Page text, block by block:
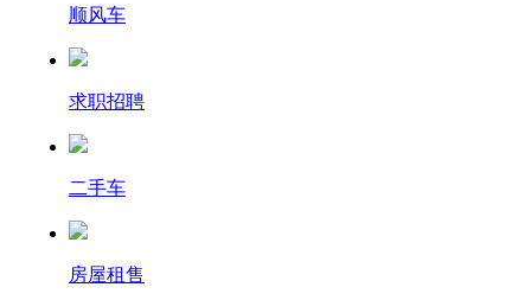
顺风车
求职招聘
二手车
房屋租售